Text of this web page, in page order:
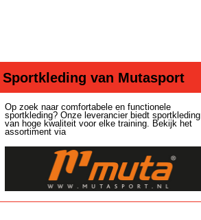
Sportkleding van Mutasport
Op zoek naar comfortabele en functionele
sportkleding? Onze leverancier biedt sportkleding
van hoge kwaliteit voor elke training. Bekijk het
assortiment via